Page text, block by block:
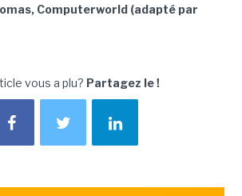
Computerworld (adapté par
vous a plu? Partagez le !